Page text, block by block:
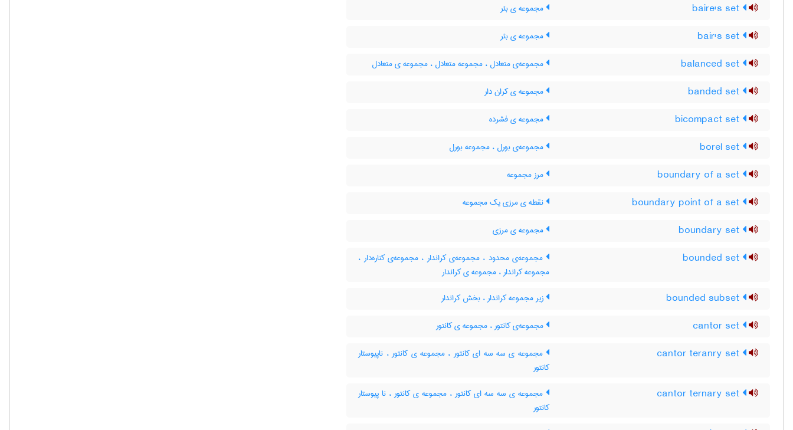
مجموعه ی بئر
مجموعه ی بئر
مجموعه‌ی متعادل ، مجموعه متعادل ، مجموعه ی متعادل
مجموعه ی کران دار
مجموعه ی فشرده
مجموعه‌ی بورل ، مجموعه بورل
مرز مجموعه
نقطه ی مرزی یک مجموعه
مجموعه ی مرزی
مجموعه‌ی محدود ، مجموعه‌ی کراندار ، مجموعه‌ی کناره‌دار ،
مجموعه کراندار ، مجموعه ی کراندار
زیر مجموعه کراندار ، بخش کراندار
مجموعه‌ی کانتور ، مجموعه ی کانتور
مجموعه ی سه سه ای کانتور ، مجموعه ی کانتور ، ناپیوستار
کانتور
مجموعه ی سه سه ای کانتور ، مجموعه ی کانتور ، نا پیوستار
کانتور